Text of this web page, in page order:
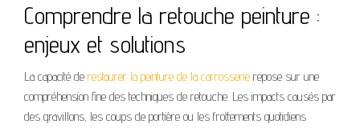
Comprendre la retouche peinture :
enjeux et solutions
La capacité de restaurer la peinture de la carrosserie repose sur une
compréhension fine des techniques de retouche. Les impacts causés par
des gravillons, les coups de portière ou les frottements quotidiens